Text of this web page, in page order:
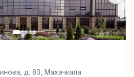
д. 83, Махачкала